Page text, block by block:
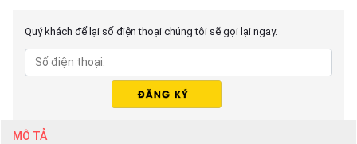
Quý khách để lại số điện thoại chúng tôi sẽ gọi lại ngay.
MÔ TẢ